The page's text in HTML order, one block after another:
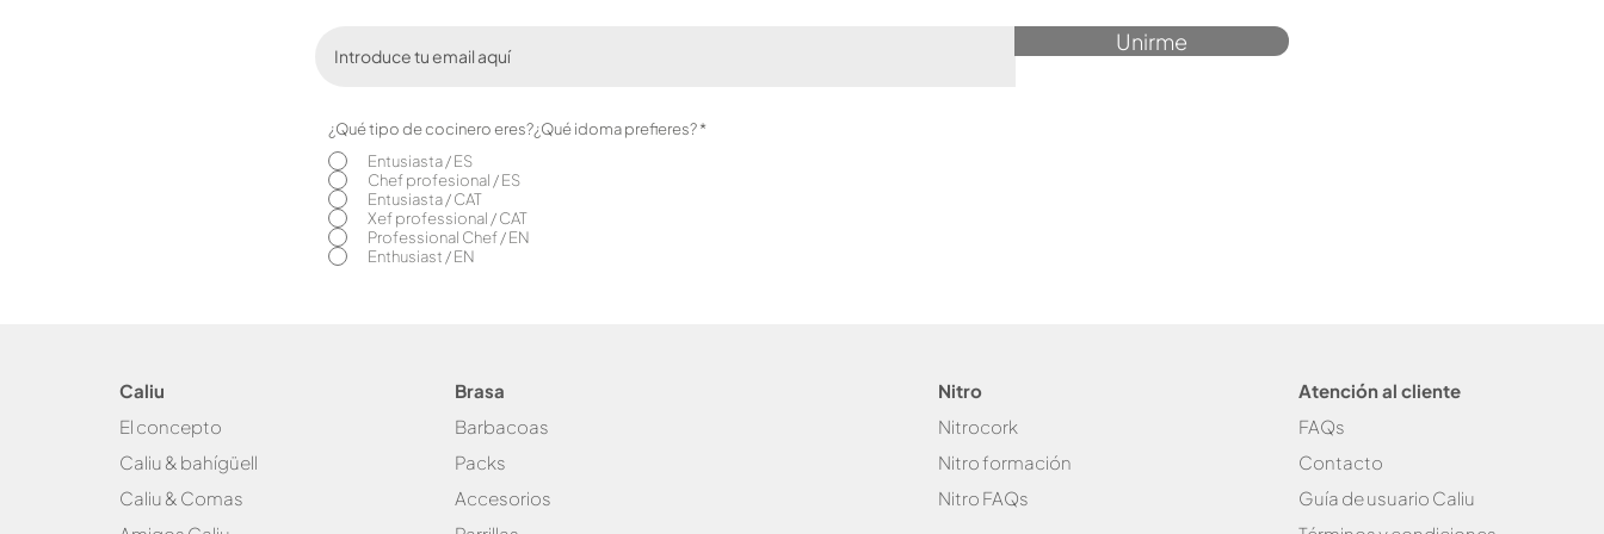
Unirme
¿Qué tipo de cocinero eres?¿Qué idoma prefieres?*
Entusiasta / ES
Chef profesional / ES
Entusiasta / CAT
Xef professional / CAT
Professional Chef / EN
Enthusiast / EN
Caliu
El concepto
Caliu & bahígüell
Caliu & Comas
Brasa
Barbacoas
Packs
Accesorios
Nitro
Nitrocork
Nitro formación
Nitro FAQs
Atención al cliente
FAQs
Contacto
Guía de usuario Caliu